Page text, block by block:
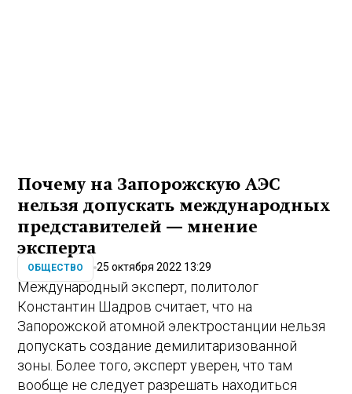
Почему на Запорожскую АЭС
нельзя допускать международных
представителей — мнение
эксперта
ОБЩЕСТВО 25 октября 2022 13:29
Международный эксперт, политолог
Константин Шадров считает, что на
Запорожской атомной электростанции нельзя
допускать создание демилитаризованной
зоны. Более того, эксперт уверен, что там
вообще не следует разрешать находиться